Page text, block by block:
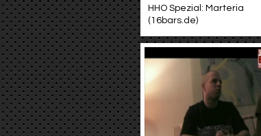
HHO Spezial: Marteria
(16bars.de)